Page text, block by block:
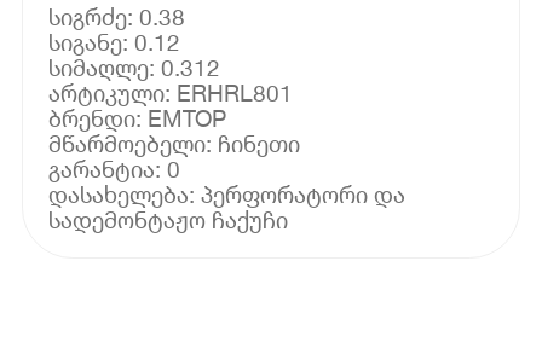
სიგრძე: 0.38
სიგანე: 0.12
სიმაღლე: 0.312
არტიკული: ERHRL801
ბრენდი: EMTOP
მწარმოებელი: ჩინეთი
გარანტია: 0
დასახელება: პერფორატორი და